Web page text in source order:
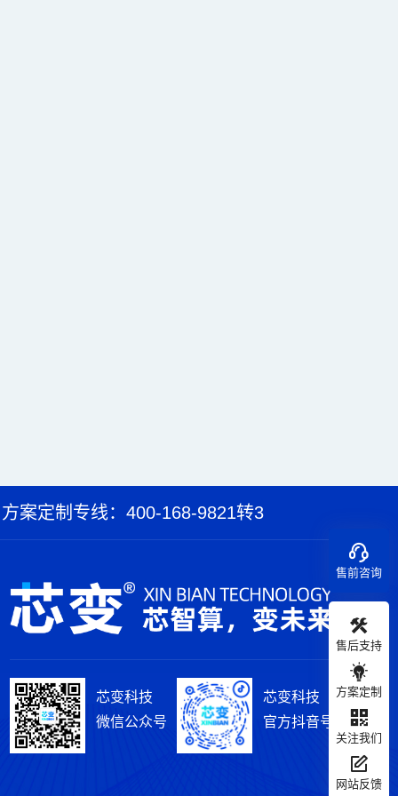
方案定制专线：400-168-9821转3
芯变科技
微信公众号
芯变科技
官方抖音号
售前咨询
售后支持
方案定制
关注我们
网站反馈